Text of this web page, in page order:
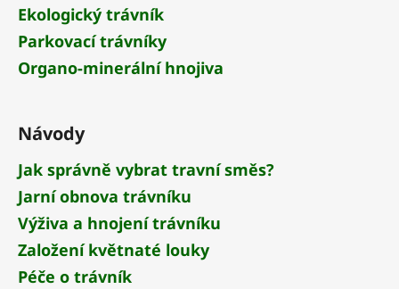
Ekologický trávník
Parkovací trávníky
Organo-minerální hnojiva
Návody
Jak správně vybrat travní směs?
Jarní obnova trávníku
Výživa a hnojení trávníku
Založení květnaté louky
Péče o trávník